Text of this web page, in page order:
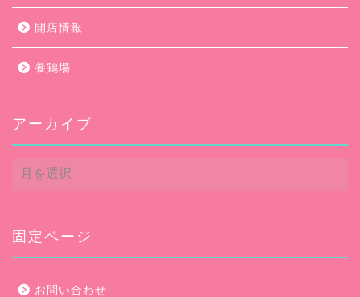
開店情報
養鶏場
アーカイブ
ア
ー
ブ
固定ページ
お問い合わせ